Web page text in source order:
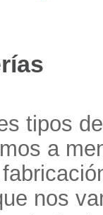
tipos
a
nos